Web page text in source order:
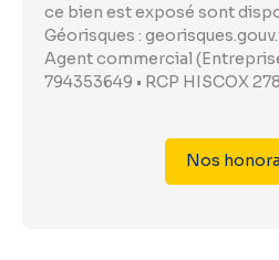
ce bien est exposé sont
Géorisques :
Agent commercial
794353649 • RCP HISCOX
Nos